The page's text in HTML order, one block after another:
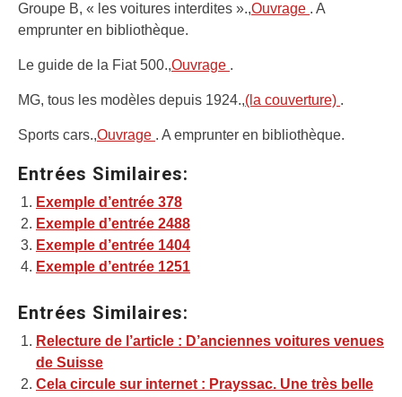
Groupe B, « les voitures interdites ».,Ouvrage . A
emprunter en bibliothèque.
Le guide de la Fiat 500.,Ouvrage .
MG, tous les modèles depuis 1924.,(la couverture) .
Sports cars.,Ouvrage . A emprunter en bibliothèque.
Entrées Similaires:
Exemple d’entrée 378
Exemple d’entrée 2488
Exemple d’entrée 1404
Exemple d’entrée 1251
Entrées Similaires:
Relecture de l’article : D’anciennes voitures venues
de Suisse
Cela circule sur internet : Prayssac. Une très belle